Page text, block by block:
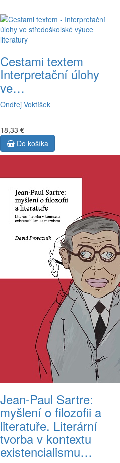
Cestami textem
Interpretační úlohy
ve…
Ondřej Voktíšek
18,33 €
Do košíka
Jean-Paul Sartre:
myšlení o filozofii a
literatuře. Literární
tvorba v kontextu
existencialismu…